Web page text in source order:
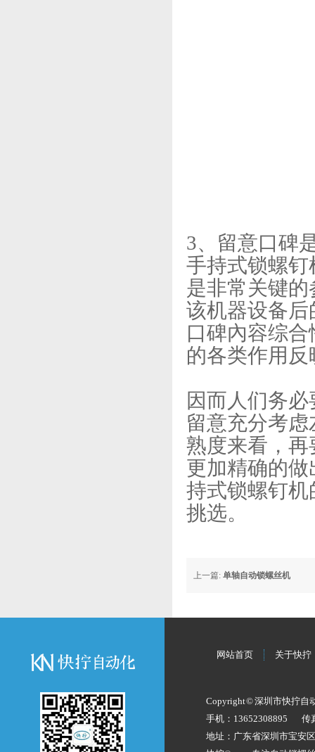
3、留意口碑
手持式锁螺
是非常关键
该机器设备
口碑內容综
的各类作用
因而人们务
留意充分考
熟度来看，
更加精确的
持式锁螺钉
挑选。
上一篇: 单轴自动锁螺丝机
网站首页 关于快拧
Copyright © 深圳市快拧自
手机：13652308895
传
地址：广东省深圳市宝安